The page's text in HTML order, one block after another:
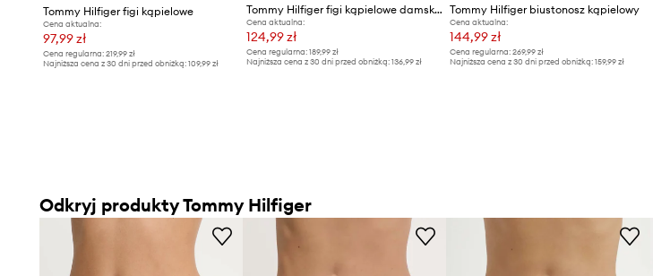
Tommy Hilfiger figi kąpielowe
Cena aktualna:
97,99 zł
Cena regularna: 219,99 zł
Najniższa cena z 30 dni przed obniżką: 109,99 zł
Tommy Hilfiger figi kąpielowe damskie
Cena aktualna:
124,99 zł
Cena regularna:189,99 zł
Najniższa cena z 30 dni przed obniżką:136,99 zł
Tommy Hilfiger biustonosz kąpielowy
Cena aktualna:
144,99 zł
Cena regularna: 269,99 zł
Najniższa cena z 30 dni przed obniżką: 159,99 zł
Odkryj produkty Tommy Hilfiger